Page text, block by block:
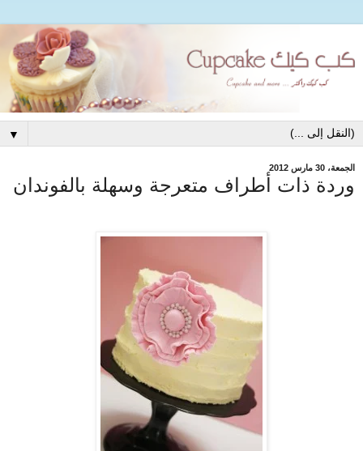
▼
الجمعة، 30 مارس 2012
وردة ذات أطراف متعرجة وسهلة بالفوندان